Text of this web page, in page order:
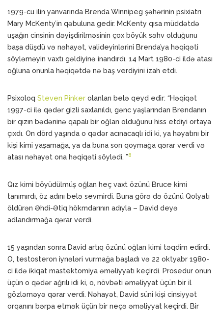
1979-cu ilin yanvarında Brenda Winnipeg şəhərinin psixiatrı
Mary McKenty’in qəbuluna gedir. McKenty qısa müddətdə
uşağın cinsinin dəyişdirilməsinin çox böyük səhv olduğunu
başa düşdü və nəhayət, valideyinlərini Brenda’ya həqiqəti
söyləməyin vaxtı gəldiyinə inandırdı. 14 Mart 1980-ci ildə atası
oğluna onunla həqiqətdə nə baş verdiyini izah etdi.
Psixoloq Steven Pinker olanları belə qeyd edir: “Həqiqət
1997-ci ilə qədər gizli saxlanıldı, gənc yaşlarından Brendanın
bir qızın bədəninə qapalı bir oğlan olduğunu hiss etdiyi ortaya
çıxdı. On dörd yaşında o qədər acınacaqlı idi ki, ya həyatını bir
kişi kimi yaşamağa, ya da buna son qoymağa qərar verdi və
atası nəhayət ona həqiqəti söylədi. ”8
Qız kimi böyüdülmüş oğlan heç vaxt özünü Bruce kimi
tanımırdı, öz adını belə sevmirdi. Buna görə də özünü Qolyatı
öldürən Əhdi-Ətiq hökmdarının adıyla – David deyə
adlandırmağa qərar verdi.
15 yaşından sonra David artıq özünü oğlan kimi təqdim edirdi.
O, testosteron iynələri vurmağa başladı və 22 oktyabr 1980-
ci ildə ikiqat mastektomiya əməliyyatı keçirdi. Prosedur onun
üçün o qədər ağrılı idi ki, o, növbəti əməliyyat üçün bir il
gözləməyə qərar verdi. Nəhayət, David süni kişi cinsiyyət
orqanını bərpa etmək üçün bir neçə əməliyyat keçirdi. Bir